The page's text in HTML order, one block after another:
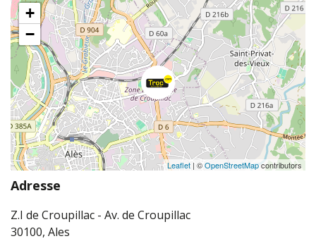
+
−
Leaflet | ©OpenStreetMapcontributors
Adresse
Z.I de Croupillac - Av. de Croupillac
30100, Ales